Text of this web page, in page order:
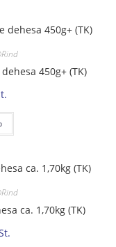
450g+ (TK)
ca. 1,70kg (TK)